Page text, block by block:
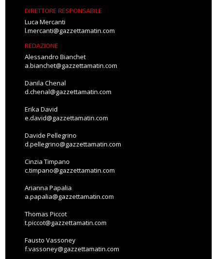
DIRETTORE RESPONSABILE
Luca Mercanti
l.mercanti@gazzettamatin.com
REDAZIONE
Alessandro Bianchet
a.bianchet@gazzettamatin.com
Danila Chenal
d.chenal@gazzettamatin.com
Erika David
e.david@gazzettamatin.com
Davide Pellegrino
d.pellegrino@gazzettamatin.com
Cinzia Timpano
c.timpano@gazzettamatin.com
Arianna Papalia
a.papalia@gazzettamatin.com
Thomas Piccot
t.piccot@gazzettamatin.com
Fausto Vassoney
f.vassoney@gazzettamatin.com